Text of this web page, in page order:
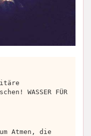
WASSER FÜR
Atmen, die